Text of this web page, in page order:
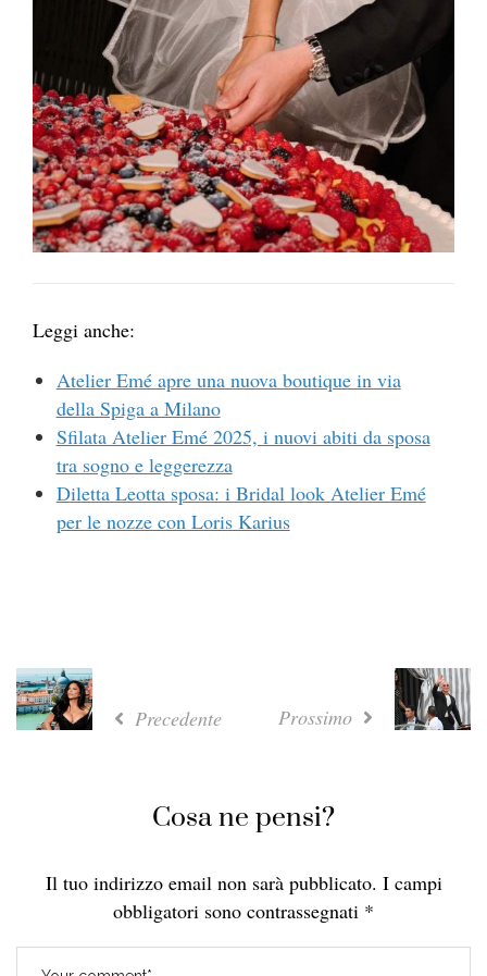
Leggi anche:
Atelier Emé apre una nuova boutique in via
della Spiga a Milano
Sfilata Atelier Emé 2025, i nuovi abiti da sposa
tra sogno e leggerezza
Diletta Leotta sposa: i Bridal look Atelier Emé
per le nozze con Loris Karius
Precedente Prossimo
Cosa ne pensi?
Il tuo indirizzo email non sarà pubblicato. I campi
obbligatori sono contrassegnati *